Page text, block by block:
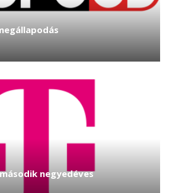
negyedéves